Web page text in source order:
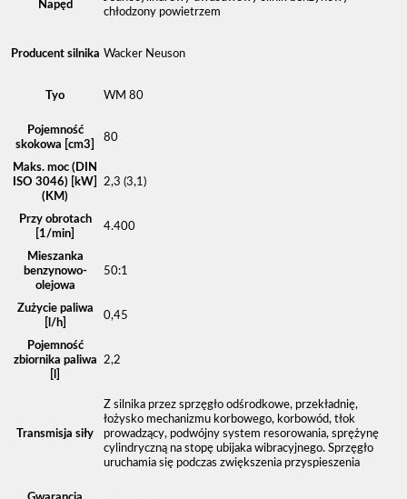
Napęd
chłodzony powietrzem
Producent silnika Wacker Neuson
Tyo WM 80
Pojemność
skokowa [cm3]
80
Maks. moc (DIN
ISO 3046) [kW]
(KM)
2,3 (3,1)
Przy obrotach
[1/min]
4.400
Mieszanka
benzynowo-
olejowa
50:1
Zużycie paliwa
[l/h]
0,45
Pojemność
zbiornika paliwa
2,2
Transmisja siły
Z silnika przez sprzęgło odśrodkowe, przekładnię,
łożysko mechanizmu korbowego, korbowód, tłok
prowadzący, podwójny system resorowania, sprężynę
cylindryczną na stopę ubijaka wibracyjnego. Sprzęgło
uruchamia się podczas zwiększenia przyspieszenia